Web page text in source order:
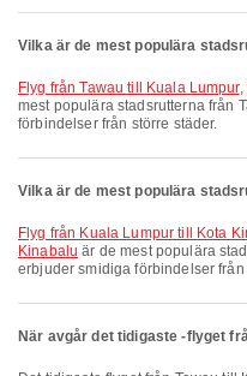
Vilka är de mest populära
flyg från Tawau till Kuala Lumpur,
mest populära stadsrutterna från
förbindelser från större städer.
Vilka är de mest populära
flyg från Kuala Lumpur till Kota
Kinabalu är de mest populära
erbjuder smidiga förbindelser från
När avgår det tidigaste -flyget